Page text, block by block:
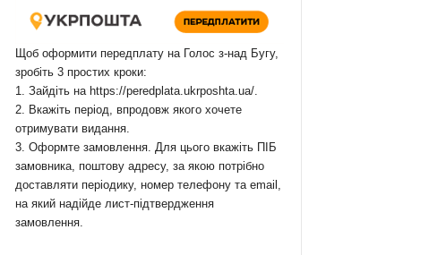
Щоб оформити передплату на Голос з-над Бугу,
зробіть 3 простих кроки:
1. Зайдіть на https://peredplata.ukrposhta.ua/.
2. Вкажіть період, впродовж якого хочете
отримувати видання.
3. Оформте замовлення. Для цього вкажіть ПІБ
замовника, поштову адресу, за якою потрібно
доставляти періодику, номер телефону та email,
на який надійде лист-підтвердження
замовлення.